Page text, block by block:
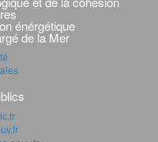
énérgétique
de la Mer